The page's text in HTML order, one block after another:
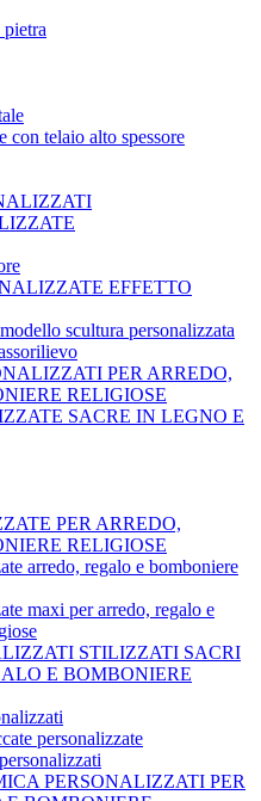
con telaio alto spessore
EFFETTO
scultura personalizzata
PER ARREDO,
RELIGIOSE
SACRE IN LEGNO E
PER ARREDO,
RELIGIOSE
arredo, regalo e bomboniere
maxi per arredo, regalo e
STILIZZATI SACRI
E BOMBONIERE
personalizzate
PERSONALIZZATI PER